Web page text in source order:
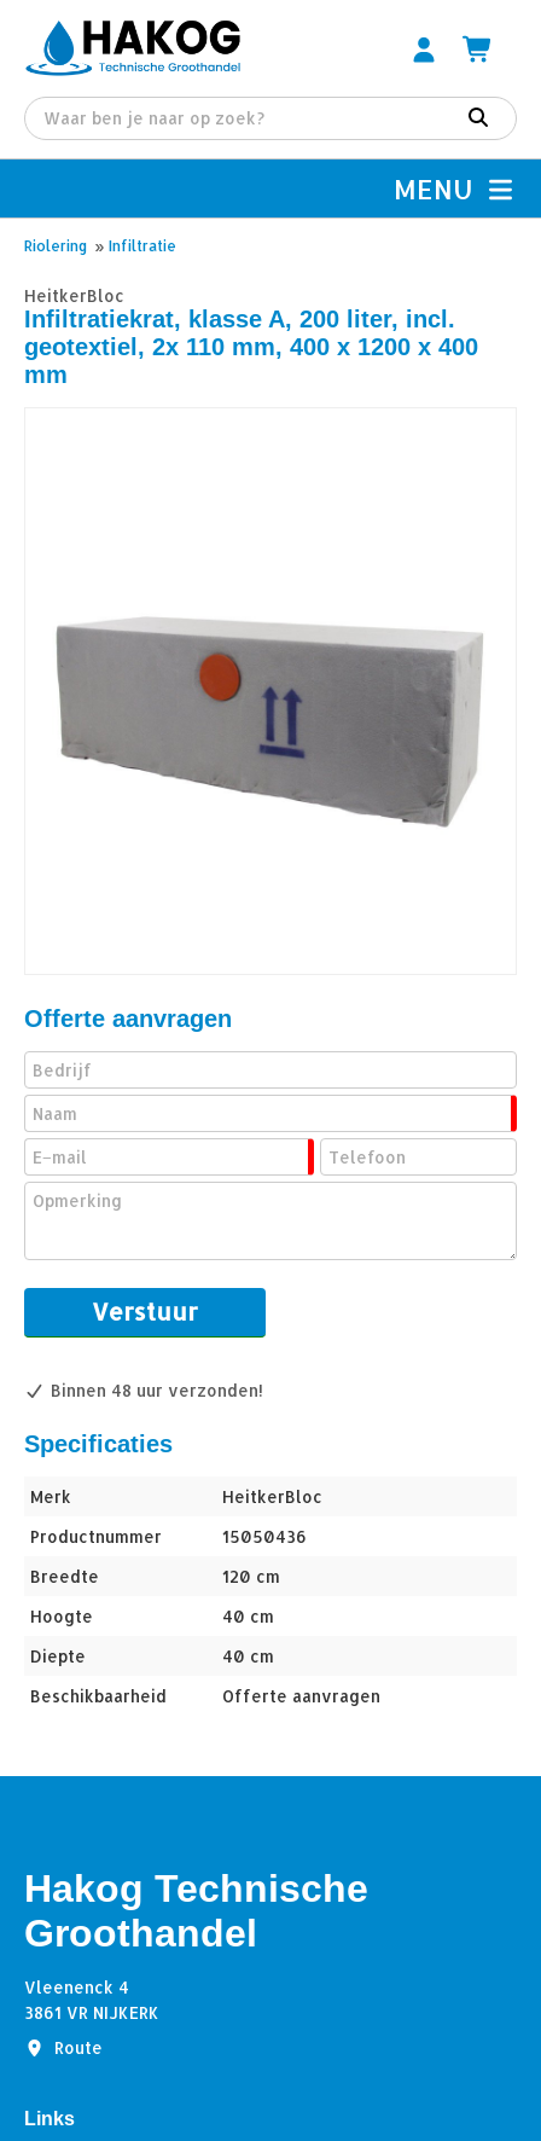
MENU
Riolering » Infiltratie
HeitkerBloc
Infiltratiekrat, klasse A, 200 liter, incl.
geotextiel, 2x 110 mm, 400 x 1200 x 400
mm
Offerte aanvragen
Binnen 48 uur verzonden!
Specificaties
Merk
HeitkerBloc
Productnummer
15050436
Breedte
120 cm
Hoogte
40 cm
Diepte
40 cm
Beschikbaarheid
Offerte aanvragen
Hakog Technische
Groothandel
Vleenenck 4
3861 VR NIJKERK
Route
Links